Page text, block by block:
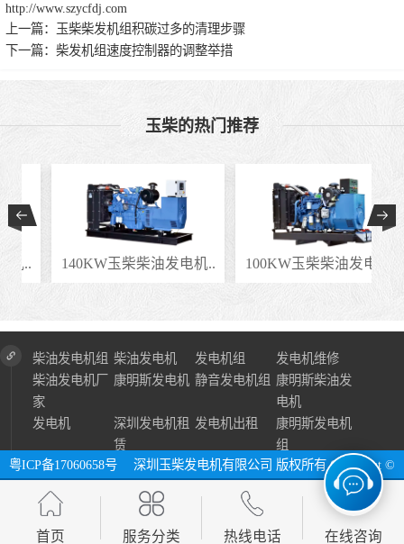
http://www.szycfdj.com
上一篇：
玉柴柴发机组积碳过多的清理步骤
下一篇： 柴发机组速度控制器的调整举措
玉柴的热门推荐
140KW玉柴柴油发电机.. 100KW玉柴柴油发电机..
柴油发电机组 柴油发电机 发电机组
发电机维修
柴油发电机厂
家
康明斯发电机 静音发电机组 康明斯柴油发
电机
发电机
深圳发电机租
赁
发电机出租
康明斯发电机
组
粤ICP备17060658号
深圳玉柴发电机有限公司 版权所有 Copyright ©
2024 All Right Reserve ⓔ 网址：http://www.szycfdj.com网站地图
首页 服务分类 热线电话 在线咨询